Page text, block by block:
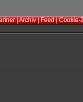
|Archiv|Feed|Cookie-